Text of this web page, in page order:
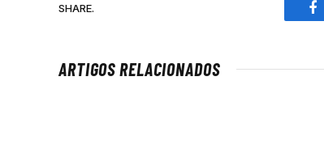
SHARE.
ARTIGOS RELACIONADOS